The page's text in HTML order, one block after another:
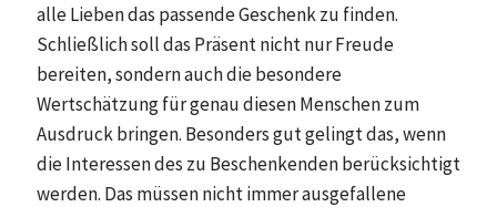
alle Lieben das passende Geschenk zu finden.
Schließlich soll das Präsent nicht nur Freude
bereiten, sondern auch die besondere
Wertschätzung für genau diesen Menschen zum
Ausdruck bringen. Besonders gut gelingt das, wenn
die Interessen des zu Beschenkenden berücksichtigt
werden. Das müssen nicht immer ausgefallene